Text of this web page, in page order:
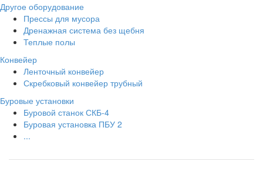
Другое оборудование
Прессы для мусора
Дренажная система без щебня
Теплые полы
Конвейер
Ленточный конвейер
Скребковый конвейер трубный
Буровые установки
Буровой станок СКБ-4
Буровая установка ПБУ 2
...